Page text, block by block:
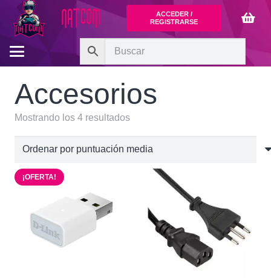
ACCEDER /
REGISTRARSE
Accesorios
Mostrando los 4 resultadosOrdenado
por
puntuación
media
¡OFERTA!